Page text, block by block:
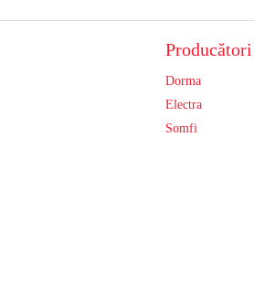
Producători
Dorma
Electra
Somfi